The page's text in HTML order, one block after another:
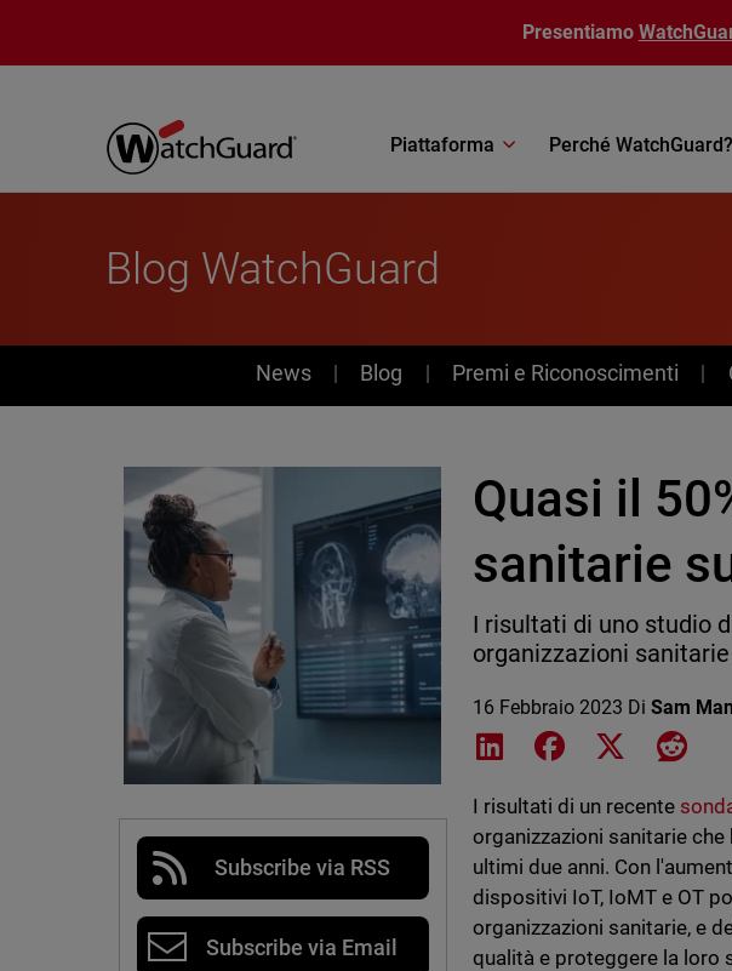
Presentiamo
Piattaforma Perché WatchGuard?
Blog WatchGuard
News
News Blog Premi e Riconoscimenti
Subscribe via RSS
Subscribe via Email
Quasi il
sanitarie
I risultati di uno studio
organizzazioni
16 Febbraio 2023 DiSam
Share on LinkedIn
Share on Facebook
Share on X
I risultati di un recente
organizzazioni sanitarie
ultimi due anni. Con
dispositivi IoT, IoMT e OT
organizzazioni sanitarie, e
qualità e proteggere la loro